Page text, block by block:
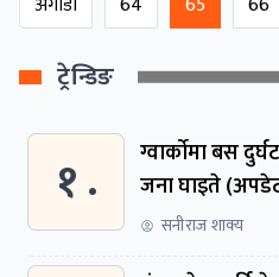
ट्रेन्डिङ
१ .
ग्वार्काेमा बस
जना घाइते
सनीराज शाक्य